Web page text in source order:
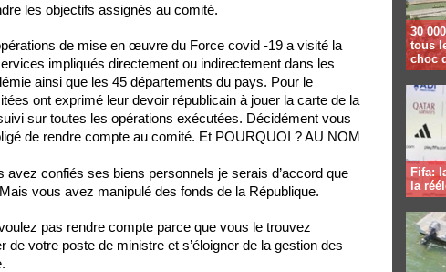
les objectifs assignés au comité.
de mise en œuvre du Force covid -19 a visité la
impliqués directement ou indirectement dans les
ainsi que les 45 départements du pays. Pour le
ont exprimé leur devoir républicain à jouer la carte de la
sur toutes les opérations exécutées. Décidément vous
de rendre compte au comité. Et POURQUOI ? AU NOM
confiés ses biens personnels je serais d’accord que
vous avez manipulé des fonds de la République.
pas rendre compte parce que vous le trouvez
de votre poste de ministre et s’éloigner de la gestion des
30
tous
choc
Fifa:
la